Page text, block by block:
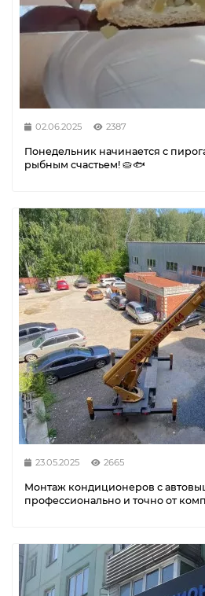
02.06.2025 2387
Понедельник начинается с
рыбным счастьем! 🥧🐟
23.05.2025 2665
Монтаж кондиционеров с
профессионально и точно от